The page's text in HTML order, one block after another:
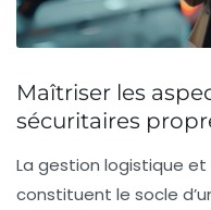
Maîtriser les
sécuritaires
La gestion logistique
constituent le socle